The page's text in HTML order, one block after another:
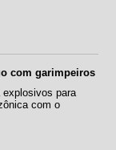
com garimpeiros
explosivos para
com o